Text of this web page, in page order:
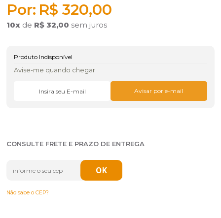
R$ 320,00
10x de R$ 32,00 sem juros
Produto Indisponível
Avise-me quando chegar
CONSULTE FRETE E PRAZO DE ENTREGA
Não sabe o CEP?